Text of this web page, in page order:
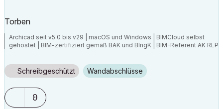
Torben
Archicad seit v5.0 bis v29 | macOS und Windows | BIMCloud selbst
gehostet | BIM-zertifiziert gemäß BAK und BIngK | BIM-Referent AK RLP
Schreibgeschützt Wandabschlüsse
0